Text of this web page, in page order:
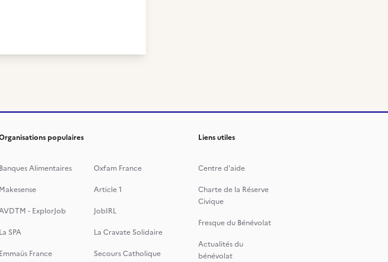
populaires
Banques Alimentaires
Oxfam France
Makesense
Article 1
- ExplorJob
JobIRL
La SPA
La Cravate Solidaire
Emmaüs France
Secours Catholique
Liens utiles
Centre d'aide
Charte de la Réserve
Civique
Fresque du Bénévolat
Actualités du
bénévolat